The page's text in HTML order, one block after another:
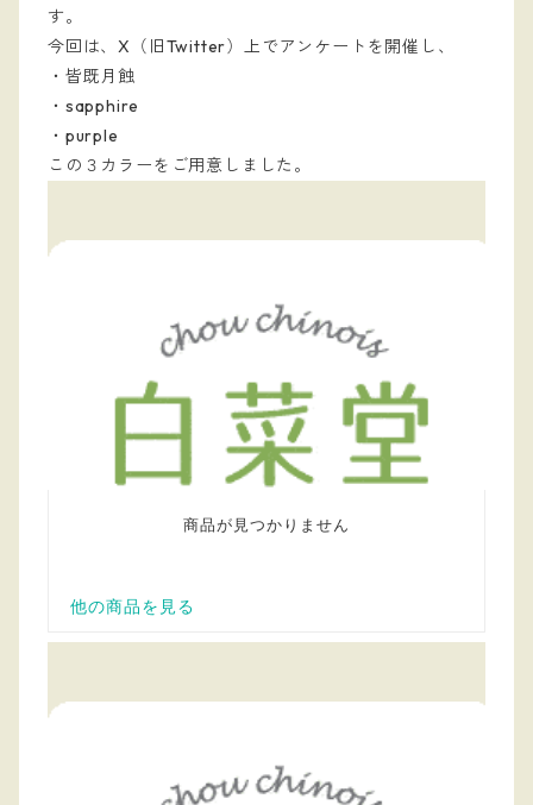
す。
今回は、X（旧Twitter）上でアンケートを開催し、
・皆既月蝕
・sapphire
・purple
この３カラーをご用意しました。